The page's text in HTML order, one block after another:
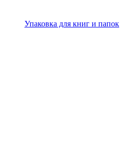
Упаковка для книг и папок